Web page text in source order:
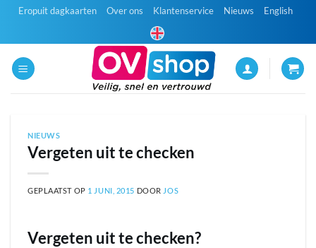
inhoud
Eropuit dagkaarten Over ons Klantenservice Nieuws English
NIEUWS
Vergeten uit te checken
GEPLAATST OP 1 JUNI, 2015 DOOR JOS
Vergeten uit te checken?